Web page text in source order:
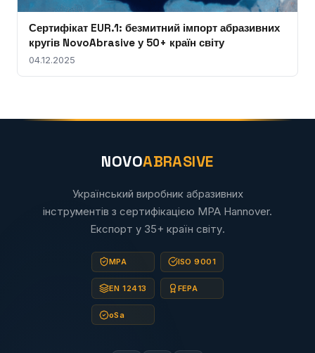
Сертифікат EUR.1: безмитний імпорт абразивних
кругів NovoAbrasive у 50+ країн світу
04.12.2025
NOVOABRASIVE
Український виробник абразивних
інструментів з сертифікацією MPA Hannover.
Експорт у 35+ країн світу.
MPA ISO 9001
EN 12413 FEPA
oSa